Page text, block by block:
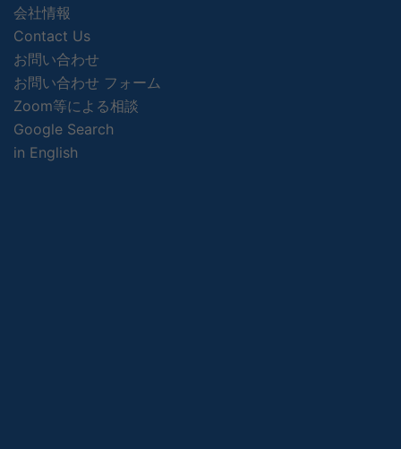
会社情報
Contact Us
お問い合わせ
お問い合わせ フォーム
Zoom等による相談
Google Search
in English